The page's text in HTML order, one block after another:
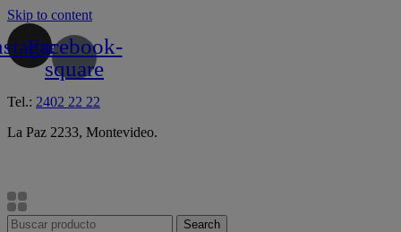
Skip to content
Facebook-
square
Tel.: 2402 22 22
La Paz 2233, Montevideo.
Search